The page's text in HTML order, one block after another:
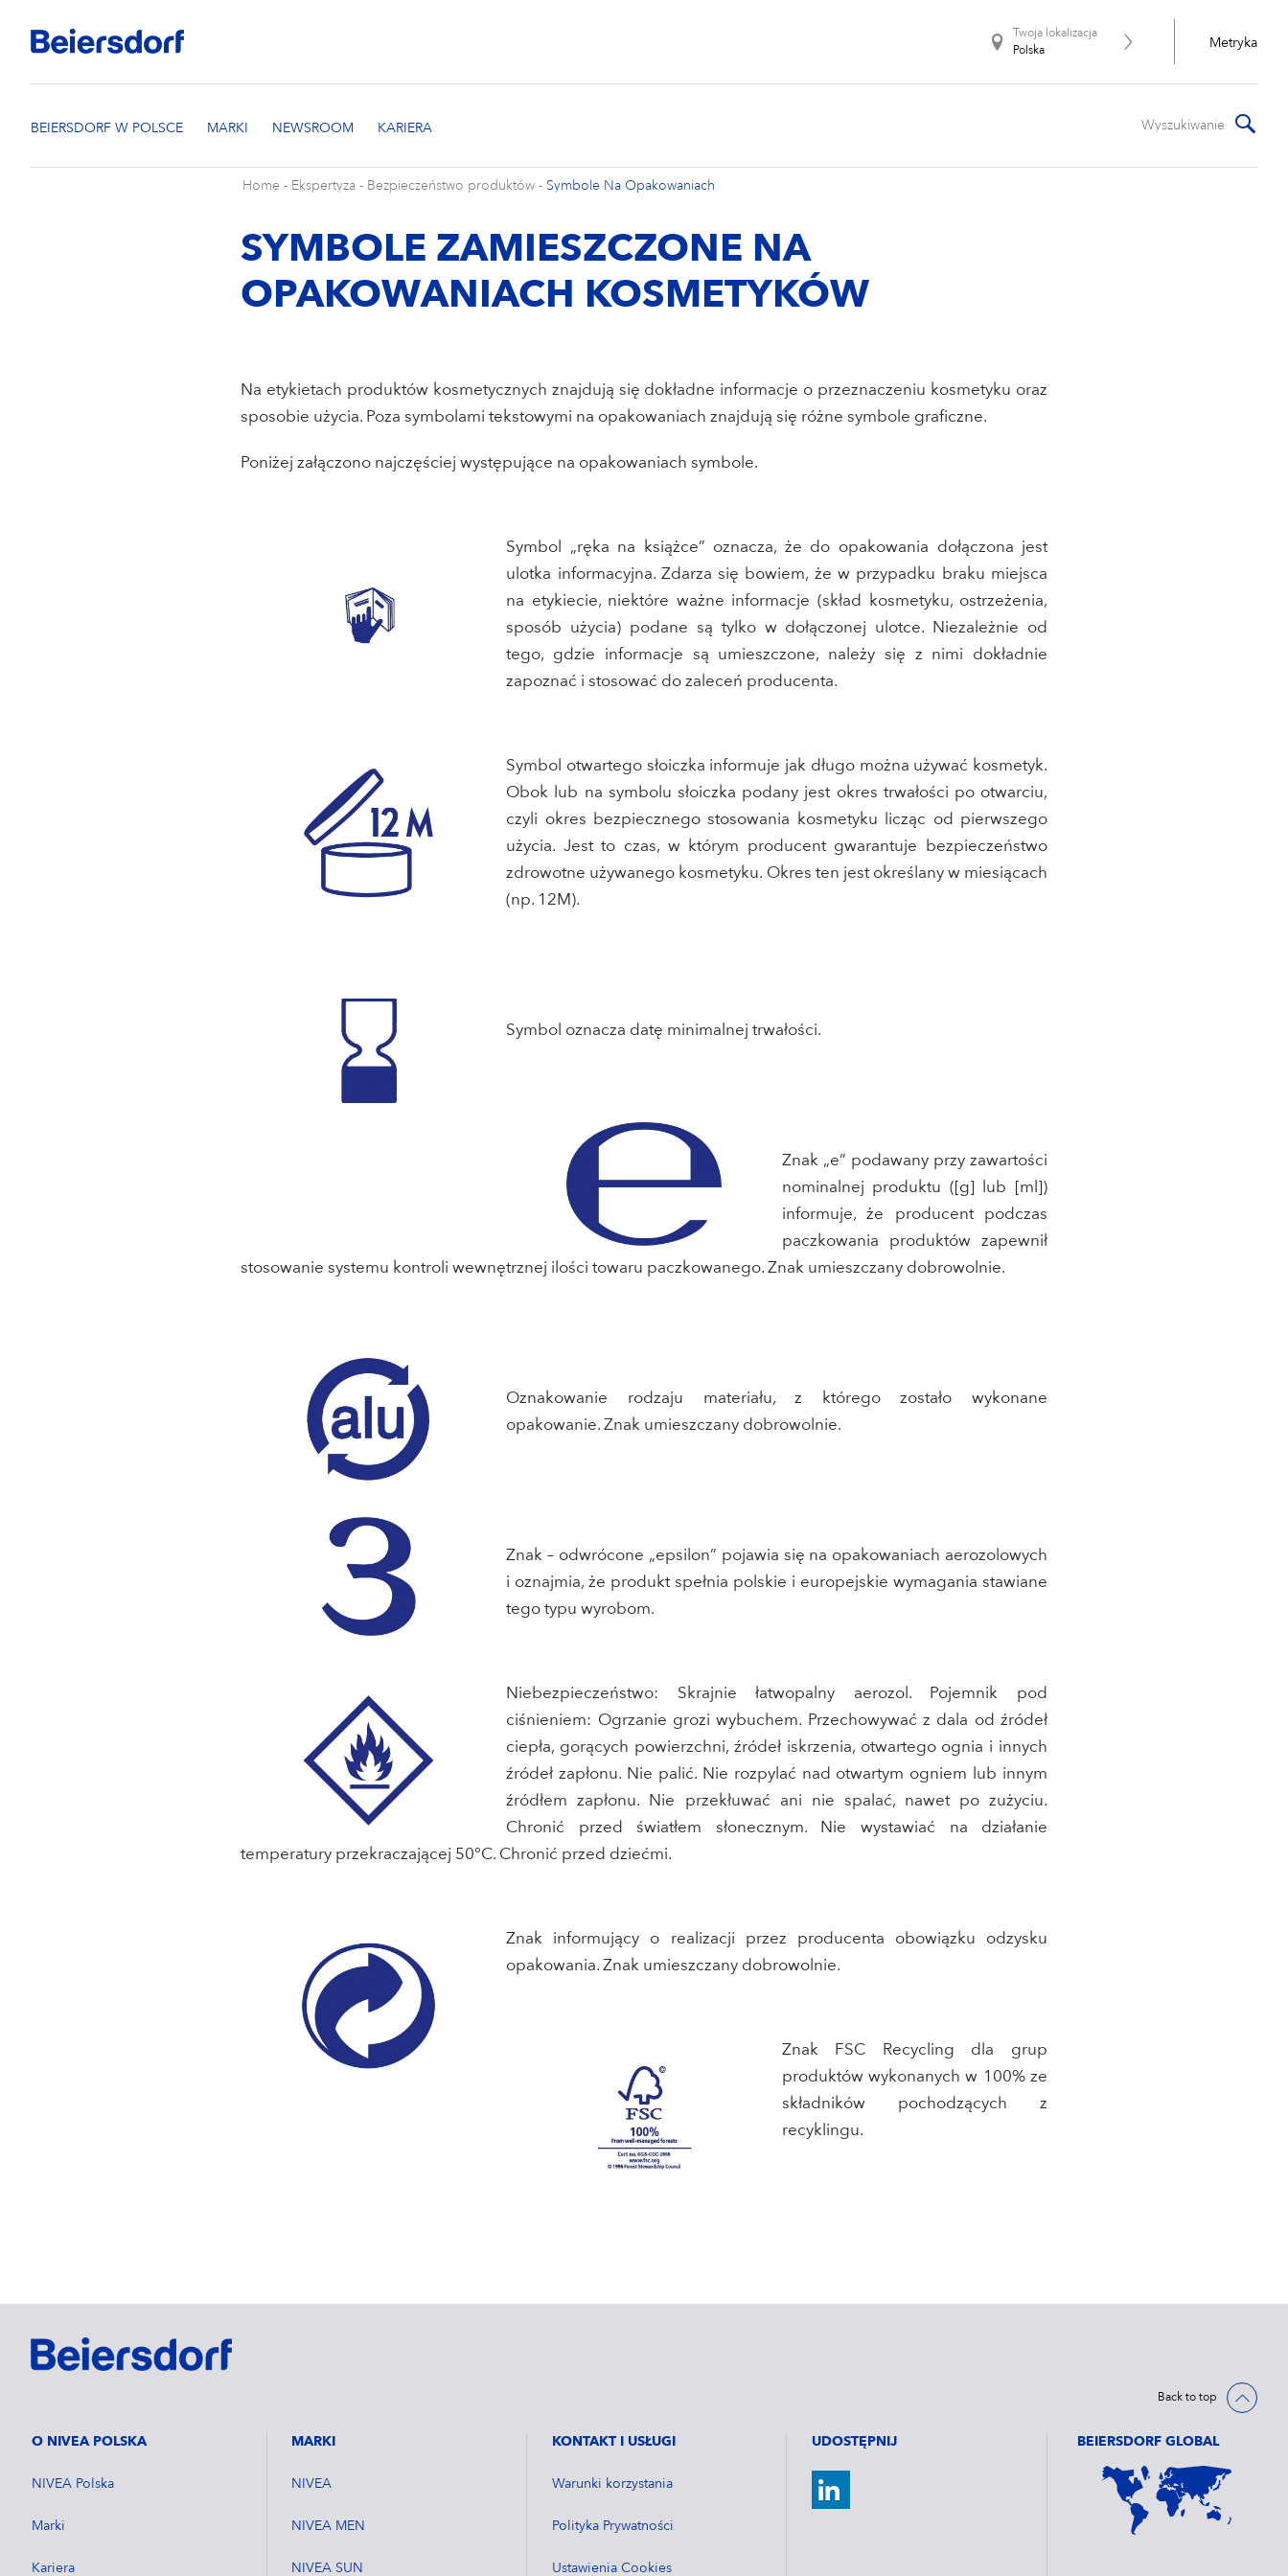
Twoja lokalizacja
Polska
Metryka
Home - Ekspertyza - Bezpieczeństwo produktów - Symbole Na Opakowaniach
SYMBOLE ZAMIESZCZONE NA
OPAKOWANIACH KOSMETYKÓW
Na etykietach produktów kosmetycznych znajdują się dokładne informacje o przeznaczeniu kosmetyku oraz
sposobie użycia. Poza symbolami tekstowymi na opakowaniach znajdują się różne symbole graficzne.
Poniżej załączono najczęściej występujące na opakowaniach symbole.
Symbol „ręka na książce” oznacza, że do opakowania dołączona jest
ulotka informacyjna. Zdarza się bowiem, że w przypadku braku miejsca
na etykiecie, niektóre ważne informacje (skład kosmetyku, ostrzeżenia,
sposób użycia) podane są tylko w dołączonej ulotce. Niezależnie od
tego, gdzie informacje są umieszczone, należy się z nimi dokładnie
zapoznać i stosować do zaleceń producenta.
Symbol otwartego słoiczka informuje jak długo można używać kosmetyk.
Obok lub na symbolu słoiczka podany jest okres trwałości po otwarciu,
czyli okres bezpiecznego stosowania kosmetyku licząc od pierwszego
użycia. Jest to czas, w którym producent gwarantuje bezpieczeństwo
zdrowotne używanego kosmetyku. Okres ten jest określany w miesiącach
(np. 12M).
Symbol oznacza datę minimalnej trwałości.
Znak „e” podawany przy zawartości
nominalnej produktu ([g] lub [ml])
informuje, że producent podczas
paczkowania produktów zapewnił
stosowanie systemu kontroli wewnętrznej ilości towaru paczkowanego. Znak umieszczany dobrowolnie.
Oznakowanie rodzaju materiału, z którego zostało wykonane
opakowanie. Znak umieszczany dobrowolnie.
Znak – odwrócone „epsilon” pojawia się na opakowaniach aerozolowych
i oznajmia, że produkt spełnia polskie i europejskie wymagania stawiane
tego typu wyrobom.
Niebezpieczeństwo: Skrajnie łatwopalny aerozol. Pojemnik pod
ciśnieniem: Ogrzanie grozi wybuchem. Przechowywać z dala od źródeł
ciepła, gorących powierzchni, źródeł iskrzenia, otwartego ognia i innych
źródeł zapłonu. Nie palić. Nie rozpylać nad otwartym ogniem lub innym
źródłem zapłonu. Nie przekłuwać ani nie spalać, nawet po zużyciu.
Chronić przed światłem słonecznym. Nie wystawiać na działanie
temperatury przekraczającej 50°C. Chronić przed dziećmi.
Znak informujący o realizacji przez producenta obowiązku odzysku
opakowania. Znak umieszczany dobrowolnie.
Znak FSC Recycling dla grup
produktów wykonanych w 100% ze
składników pochodzących z
recyklingu.
Back to top
O NIVEA POLSKA
NIVEA Polska
Marki
Kariera
MARKI
NIVEA
NIVEA MEN
NIVEA SUN
KONTAKT I USŁUGI
Warunki korzystania
Polityka Prywatności
Ustawienia Cookies
UDOSTĘPNIJ BEIERSDORF GLOBAL